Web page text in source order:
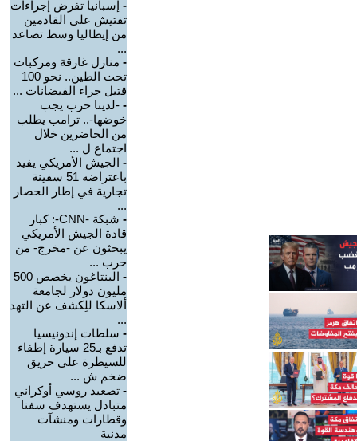
- إسبانيا تفرض إجراءات
تفتيش على القادمين
من إيطاليا وسط تصاعد
...
- منازل غارقة ومركبات
تحت الطين.. نحو 100
قتيل جراء الفيضانات ...
- -لدينا حرب يجب
خوضها-.. ترامب يطلب
من الحاضرين خلال
اجتماع ل ...
- الجيش الأمريكي يفيد
باعتراضه 51 سفينة
تجارية في إطار الحصار
...
-
شبكة -CNN-: كبار
قادة الجيش الأمريكي
يبحثون عن -مخرج- من
حرب ...
-
البنتاغون يخصص 500
مليون دولار لجامعة
ألاسكا للِكشف عن التهد
...
- سلطات إندونيسيا
تدفع بـ25 سيارة إطفاء
للسيطرة على حريق
ضخم ش ...
- تصعيد روسي أوكراني
متبادل يستهدف سفنا
وقطارات ومنشآت
مدنية